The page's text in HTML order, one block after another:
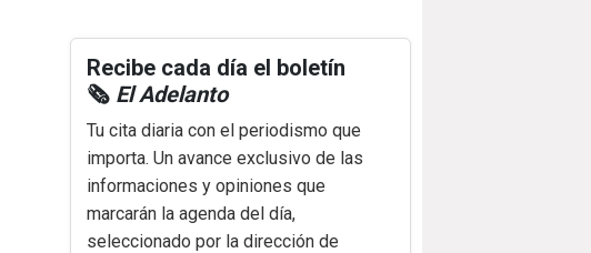
Recibe cada día el boletín
🗞️ El Adelanto
Tu cita diaria con el periodismo que
importa. Un avance exclusivo de las
informaciones y opiniones que
marcarán la agenda del día,
seleccionado por la dirección de